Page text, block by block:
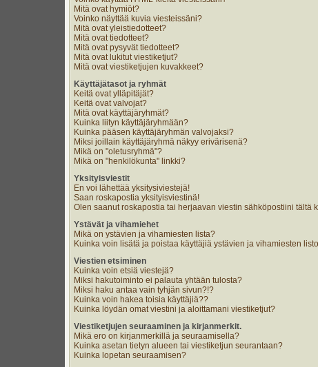
Mitä ovat hymiöt?
Voinko näyttää kuvia viesteissäni?
Mitä ovat yleistiedotteet?
Mitä ovat tiedotteet?
Mitä ovat pysyvät tiedotteet?
Mitä ovat lukitut viestiketjut?
Mitä ovat viestiketjujen kuvakkeet?
Käyttäjätasot ja ryhmät
Keitä ovat ylläpitäjät?
Keitä ovat valvojat?
Mitä ovat käyttäjäryhmät?
Kuinka liityn käyttäjäryhmään?
Kuinka pääsen käyttäjäryhmän valvojaksi?
Miksi joillain käyttäjäryhmä näkyy erivärisenä?
Mikä on "oletusryhmä"?
Mikä on "henkilökunta" linkki?
Yksityisviestit
En voi lähettää yksitysiviestejä!
Saan roskapostia yksityisviestinä!
Olen saanut roskapostia tai herjaavan viestin sähköpostiini tältä
Ystävät ja vihamiehet
Mikä on ystävien ja vihamiesten lista?
Kuinka voin lisätä ja poistaa käyttäjiä ystävien ja vihamiesten
Viestien etsiminen
Kuinka voin etsiä viestejä?
Miksi hakutoiminto ei palauta yhtään tulosta?
Miksi haku antaa vain tyhjän sivun?!?
Kuinka voin hakea toisia käyttäjiä??
Kuinka löydän omat viestini ja aloittamani viestiketjut?
Viestiketjujen seuraaminen ja kirjanmerkit.
Mikä ero on kirjanmerkillä ja seuraamisella?
Kuinka asetan tietyn alueen tai viestiketjun seurantaan?
Kuinka lopetan seuraamisen?